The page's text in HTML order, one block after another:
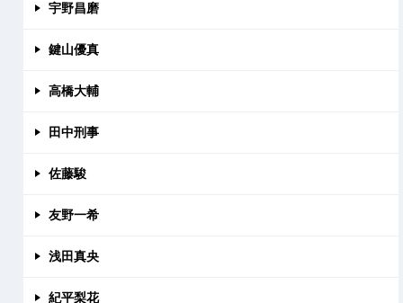
宇野昌磨
鍵山優真
高橋大輔
田中刑事
佐藤駿
友野一希
浅田真央
紀平梨花